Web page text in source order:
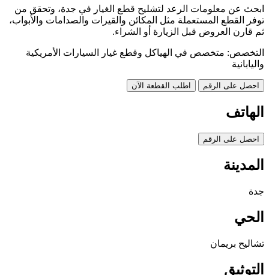
ابحث عن معلومات الرعد لتشليح قطع الغيار في جدة، وتحقق من
توفر القطع المستعملة مثل المكائن والقيرات والصدامات والأبواب،
ثم قارن العروض قبل الزيارة أو الشراء.
التخصص: متخصص في الهياكل وقطع غيار السيارات الأمريكية
واليابانية
احصل على الرقم اطلب القطعة الآن
الهاتف
احصل على الرقم
المدينة
جدة
الحي
تشاليح بريمان
التوثيق